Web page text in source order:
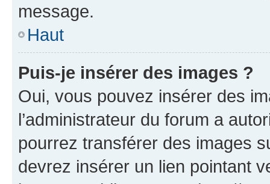
message.
Haut
Puis-je insérer des images ?
Oui, vous pouvez insérer des
l’administrateur du forum a
pourrez transférer des images
devrez insérer un lien pointant